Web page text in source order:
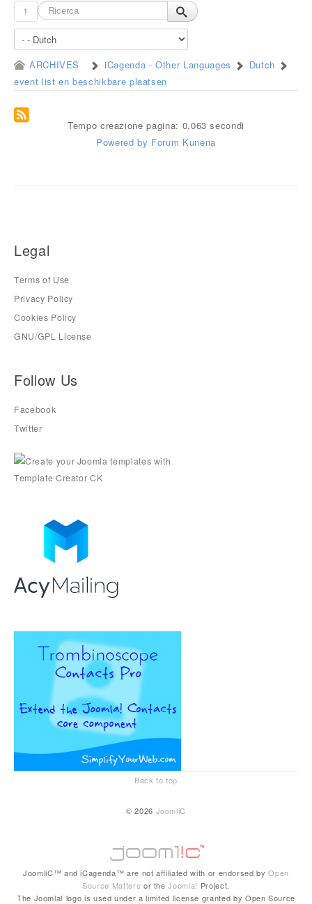
1
ARCHIVES iCagenda - Other Languages
Dutch
event list en beschikbare plaatsen
Tempo creazione pagina: 0.063 secondi
Powered by Forum Kunena
Legal
Terms of Use
Privacy Policy
Cookies Policy
GNU/GPL License
Follow Us
Facebook
Twitter
Back to top
© 2026 JoomliC
JoomliC™ and iCagenda™ are not affiliated with or endorsed byOpen
Source Matters or theJoomla! Project.
The Joomla! logo is used under a limited license granted by Open Source